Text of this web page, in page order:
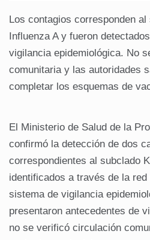
Los contagios corresponden
Influenza A y fueron
vigilancia epidemiológica. No
comunitaria y las autoridades
completar los esquemas de
El Ministerio de Salud de la
confirmó la detección de dos
correspondientes al subclado
identificados a través de la
sistema de vigilancia
presentaron antecedentes de
no se verificó circulación